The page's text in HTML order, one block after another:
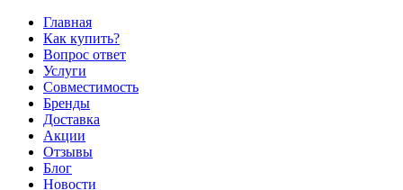
Главная
Как купить?
Вопрос ответ
Услуги
Совместимость
Бренды
Доставка
Акции
Отзывы
Блог
Новости